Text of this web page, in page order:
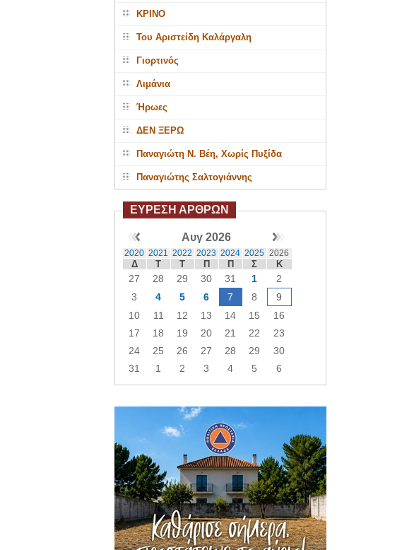
ΚΡΙΝΟ
Του Αριστείδη Καλάργαλη
Γιορτινός
Λιμάνια
Ήρωες
ΔΕΝ ΞΕΡΩ
Παναγιώτη Ν. Βέη, Χωρίς Πυξίδα
Παναγιώτης Σαλτογιάννης
ΕΥΡΕΣΗ ΑΡΘΡΩΝ
Αυγ 2026
2020 2021 2022 2023 2024 2025 2026
Δ Τ Τ Π Π Σ Κ
27 28 29 30 31 1
2
3
4 5 6 7 8
9
10
11 12 13 14 15
16
17
18 19 20 21 22
23
24
25 26 27 28 29
30
31
1 2 3 4 5 6